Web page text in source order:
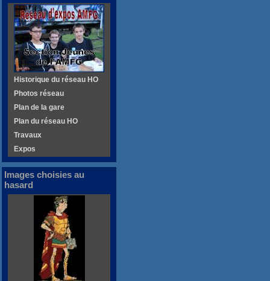
Historique du réseau HO
Photos réseau
Plan de la gare
Plan du réseau HO
Travaux
Expos
Images choisies au
hasard